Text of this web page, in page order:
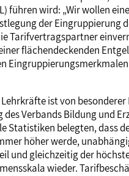
führen wird: „Wir wollen
der
Tarifvertragspartner
flächendeckenden
ist von
Verbands Bildung und
Statistiken belegten, dass
höher werde,
und gleichzeitig der
wieder.